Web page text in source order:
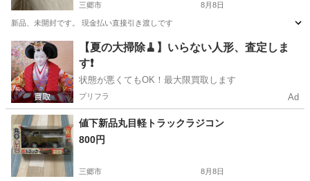
三郷市 8月8日
新品、未開封です。 現金払い直接引き渡しです
埼玉 三郷市 ラジコン 軽トラック
【夏の大掃除🧹】いらない人形、査定しま
す❗️
状態が悪くてもOK！最大限買取します
プリフラ Ad
値下新品丸目軽トラックラジコン
800円
三郷市 8月8日